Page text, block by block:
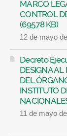
MARCO
CONTROL
(695.78 KB)
12 de mayo
Decreto
DESIGNA AL
DEL
INSTITUTO
11 de mayo